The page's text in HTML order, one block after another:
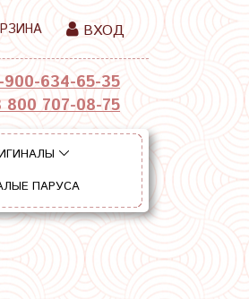
ВХОД
900-634-65-35
800 707-08-75
ПАРУСА